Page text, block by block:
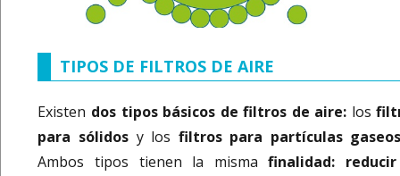
TIPOS DE FILTROS DE AIRE
Existen dos tipos básicos de filtros de aire: los
para sólidosy los filtros para partículas
Ambos tipos tienen la misma finalidad: